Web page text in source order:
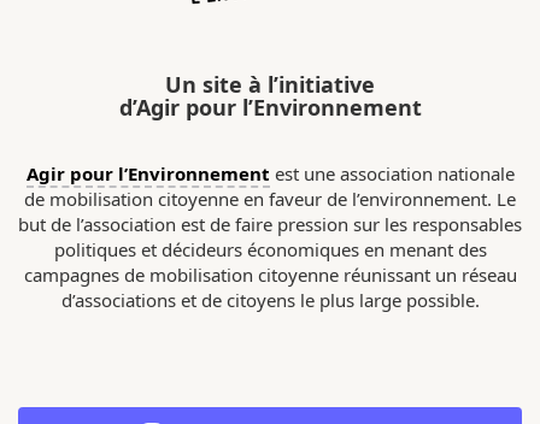
Un site à l’initiative
d’Agir pour l’Environnement
Agir pour l’Environnement est une association nationale
de mobilisation citoyenne en faveur de l’environnement. Le
but de l’association est de faire pression sur les responsables
politiques et décideurs économiques en menant des
campagnes de mobilisation citoyenne réunissant un réseau
d’associations et de citoyens le plus large possible.